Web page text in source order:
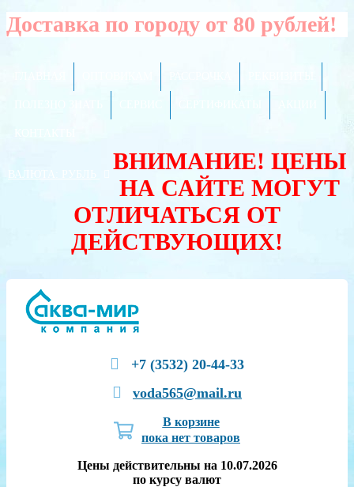
Доставка по городу от 80 рублей!
ВАЛЮТА:
ВНИМАНИЕ! ЦЕНЫ
НА САЙТЕ МОГУТ
ОТЛИЧАТЬСЯ ОТ
ДЕЙСТВУЮЩИХ!
+7 (3532) 20-44-33
voda565@mail.ru
В корзине
пока нет товаров
Цены действительны на 10.07.2026
по курсу валют